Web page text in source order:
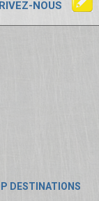
NOUS
DESTINATIONS